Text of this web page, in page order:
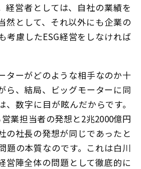
経営者としては、自社の業績を
然として、それ以外にも企業の
考慮したESG経営をしなければ
ターがどのような相手なのか十
ら、結局、ビッグモーターに同
、数字に目が眩んだからです。
業担当者の発想と2兆2000億円
の社長の発想が同じであったと
題の本質なのです。これは白川
営陣全体の問題として徹底的に